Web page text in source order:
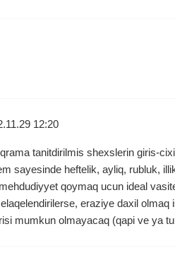
12:20
tanitdirilmis shexslerin giris-
sayesinde heftelik, ayliq, rubluk,
qoymaq ucun ideal
eraziye daxil olmaq
mumkun olmayacaq (qapi ve ya